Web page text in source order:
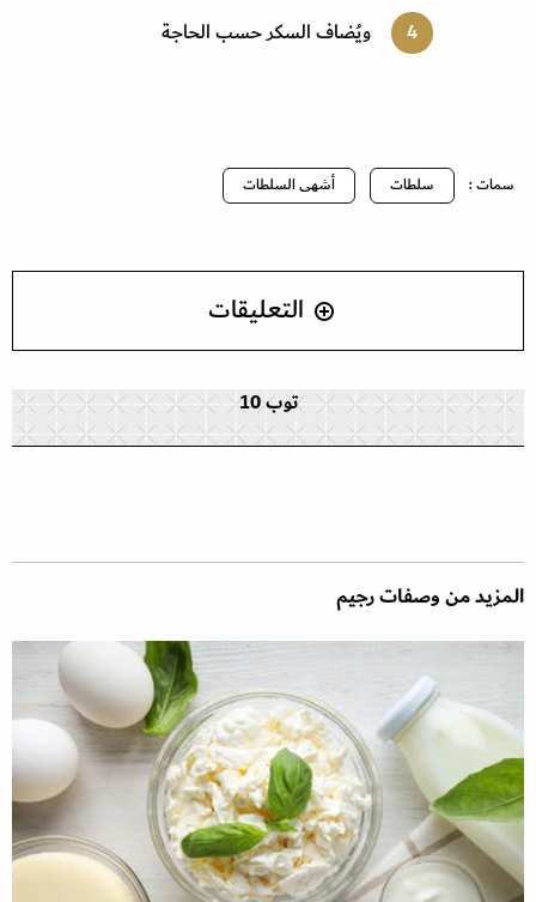
ويُضاف السكر حسب الحاجة
سمات : سلطات أشهى السلطات
التعليقات
توب 10
المزيد من وصفات رجيم